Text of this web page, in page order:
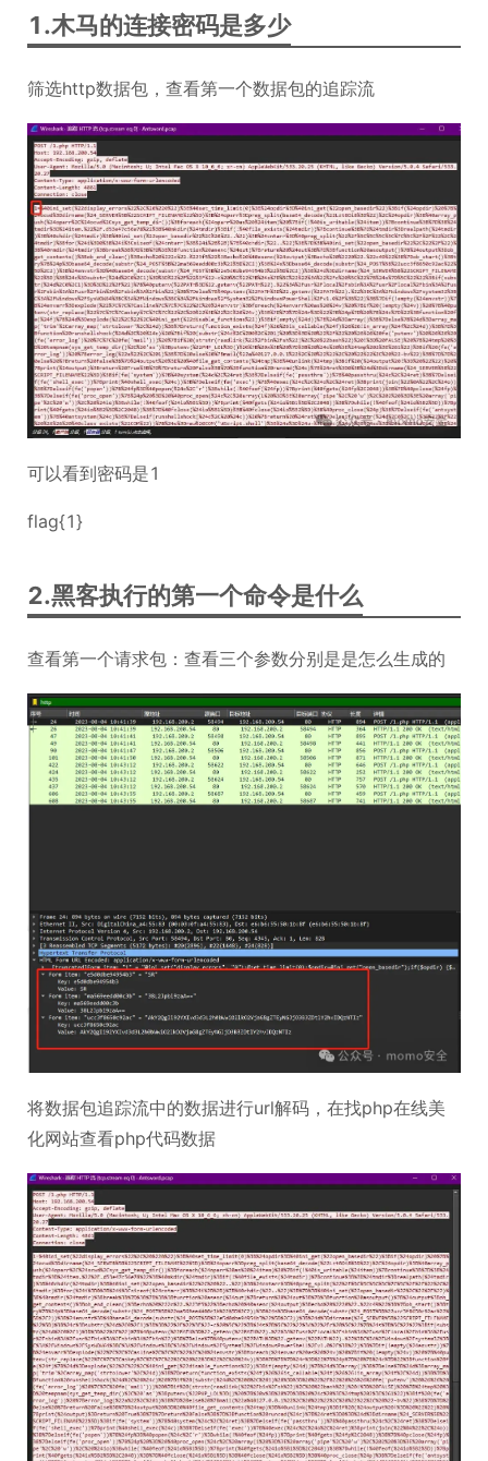
1.木马的连接密码是多少
筛选http数据包，查看第一个数据包的追踪流
可以看到密码是1
flag{1}
2.黑客执行的第一个命令是什么
查看第一个请求包：查看三个参数分别是是怎么生成的
将数据包追踪流中的数据进行url解码，在找php在线美
化网站查看php代码数据